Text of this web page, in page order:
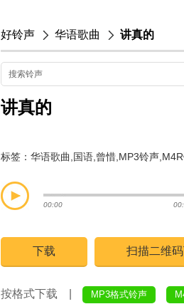
好铃声 华语歌曲 讲真的
讲真的
标签： 华语歌曲 国语 曾惜 MP3铃声
00:00
下载 扫描二维
按格式下载 | MP3格式铃声